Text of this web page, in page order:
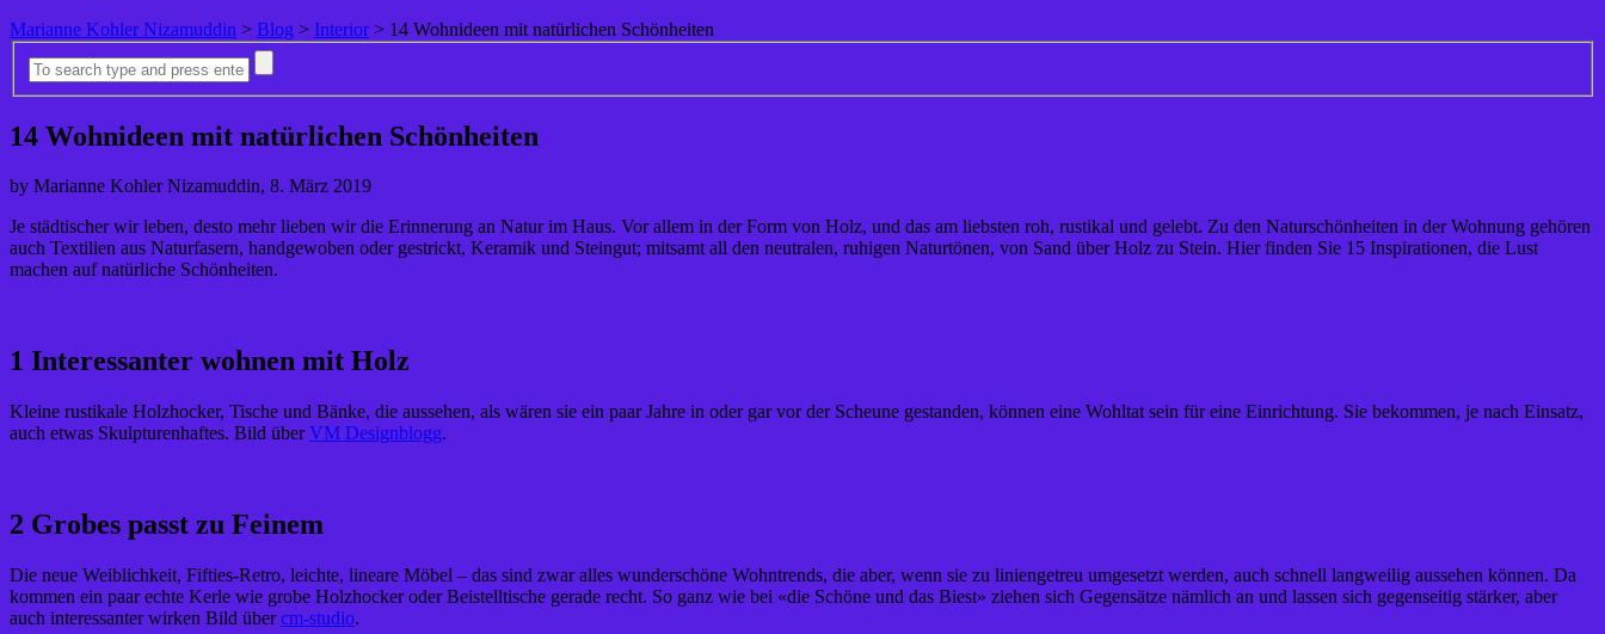
Marianne Kohler Nizamuddin > Blog > Interior > 14 Wohnideen mit natürlichen Schönheiten
14 Wohnideen mit natürlichen Schönheiten
by Marianne Kohler Nizamuddin, 8. März 2019
Je städtischer wir leben, desto mehr lieben wir die Erinnerung an Natur im Haus. Vor allem in der Form von Holz, und das am liebsten roh, rustikal und gelebt. Zu den Naturschönheiten in der Wohnung gehören
auch Textilien aus Naturfasern, handgewoben oder gestrickt, Keramik und Steingut; mitsamt all den neutralen, ruhigen Naturtönen, von Sand über Holz zu Stein. Hier finden Sie 15 Inspirationen, die Lust
machen auf natürliche Schönheiten.
1 Interessanter wohnen mit Holz
Kleine rustikale Holzhocker, Tische und Bänke, die aussehen, als wären sie ein paar Jahre in oder gar vor der Scheune gestanden, können eine Wohltat sein für eine Einrichtung. Sie bekommen, je nach Einsatz,
auch etwas Skulpturenhaftes. Bild überVM Designblogg.
2 Grobes passt zu Feinem
Die neue Weiblichkeit, Fifties-Retro, leichte, lineare Möbel – das sind zwar alles wunderschöne Wohntrends, die aber, wenn sie zu liniengetreu umgesetzt werden, auch schnell langweilig aussehen können. Da
kommen ein paar echte Kerle wie grobe Holzhocker oder Beistelltische gerade recht. So ganz wie bei «die Schöne und das Biest» ziehen sich Gegensätze nämlich an und lassen sich gegenseitig stärker, aber
auch interessanter wirken Bild übercm-studio.